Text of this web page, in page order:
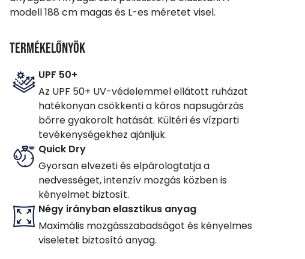
modell 188 cm magas és L-es méretet visel.
Termékelőnyök
UPF 50+
Az UPF 50+ UV-védelemmel ellátott ruházat
hatékonyan csökkenti a káros napsugárzás
bőrre gyakorolt hatását. Kültéri és vízparti
tevékenységekhez ajánljuk.
Quick Dry
Gyorsan elvezeti és elpárologtatja a
nedvességet, intenzív mozgás közben is
kényelmet biztosít.
Négy irányban elasztikus anyag
Maximális mozgásszabadságot és kényelmes
viseletet biztosító anyag.